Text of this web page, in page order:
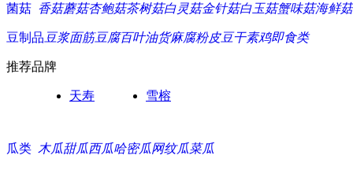
菌菇 香菇蘑菇杏鲍菇茶树菇白灵菇金针菇白玉菇蟹味菇海鲜菇
豆制品 豆浆面筋豆腐百叶油货麻腐粉皮豆干素鸡即食类
推荐品牌
天寿 雪榕
瓜类 木瓜甜瓜西瓜哈密瓜网纹瓜菜瓜